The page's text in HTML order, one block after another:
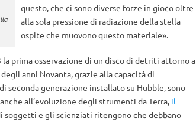
questo, che ci sono diverse forze in gioco oltre
alla sola pressione di radiazione della stella
ospite che muovono questo materiale».
prima osservazione di un disco di detriti attorno a
anni Novanta, grazie alla capacità di
seconda generazione installato su Hubble, sono
all’evoluzione degli strumenti da Terra, il
soggetti e gli scienziati ritengono che debbano